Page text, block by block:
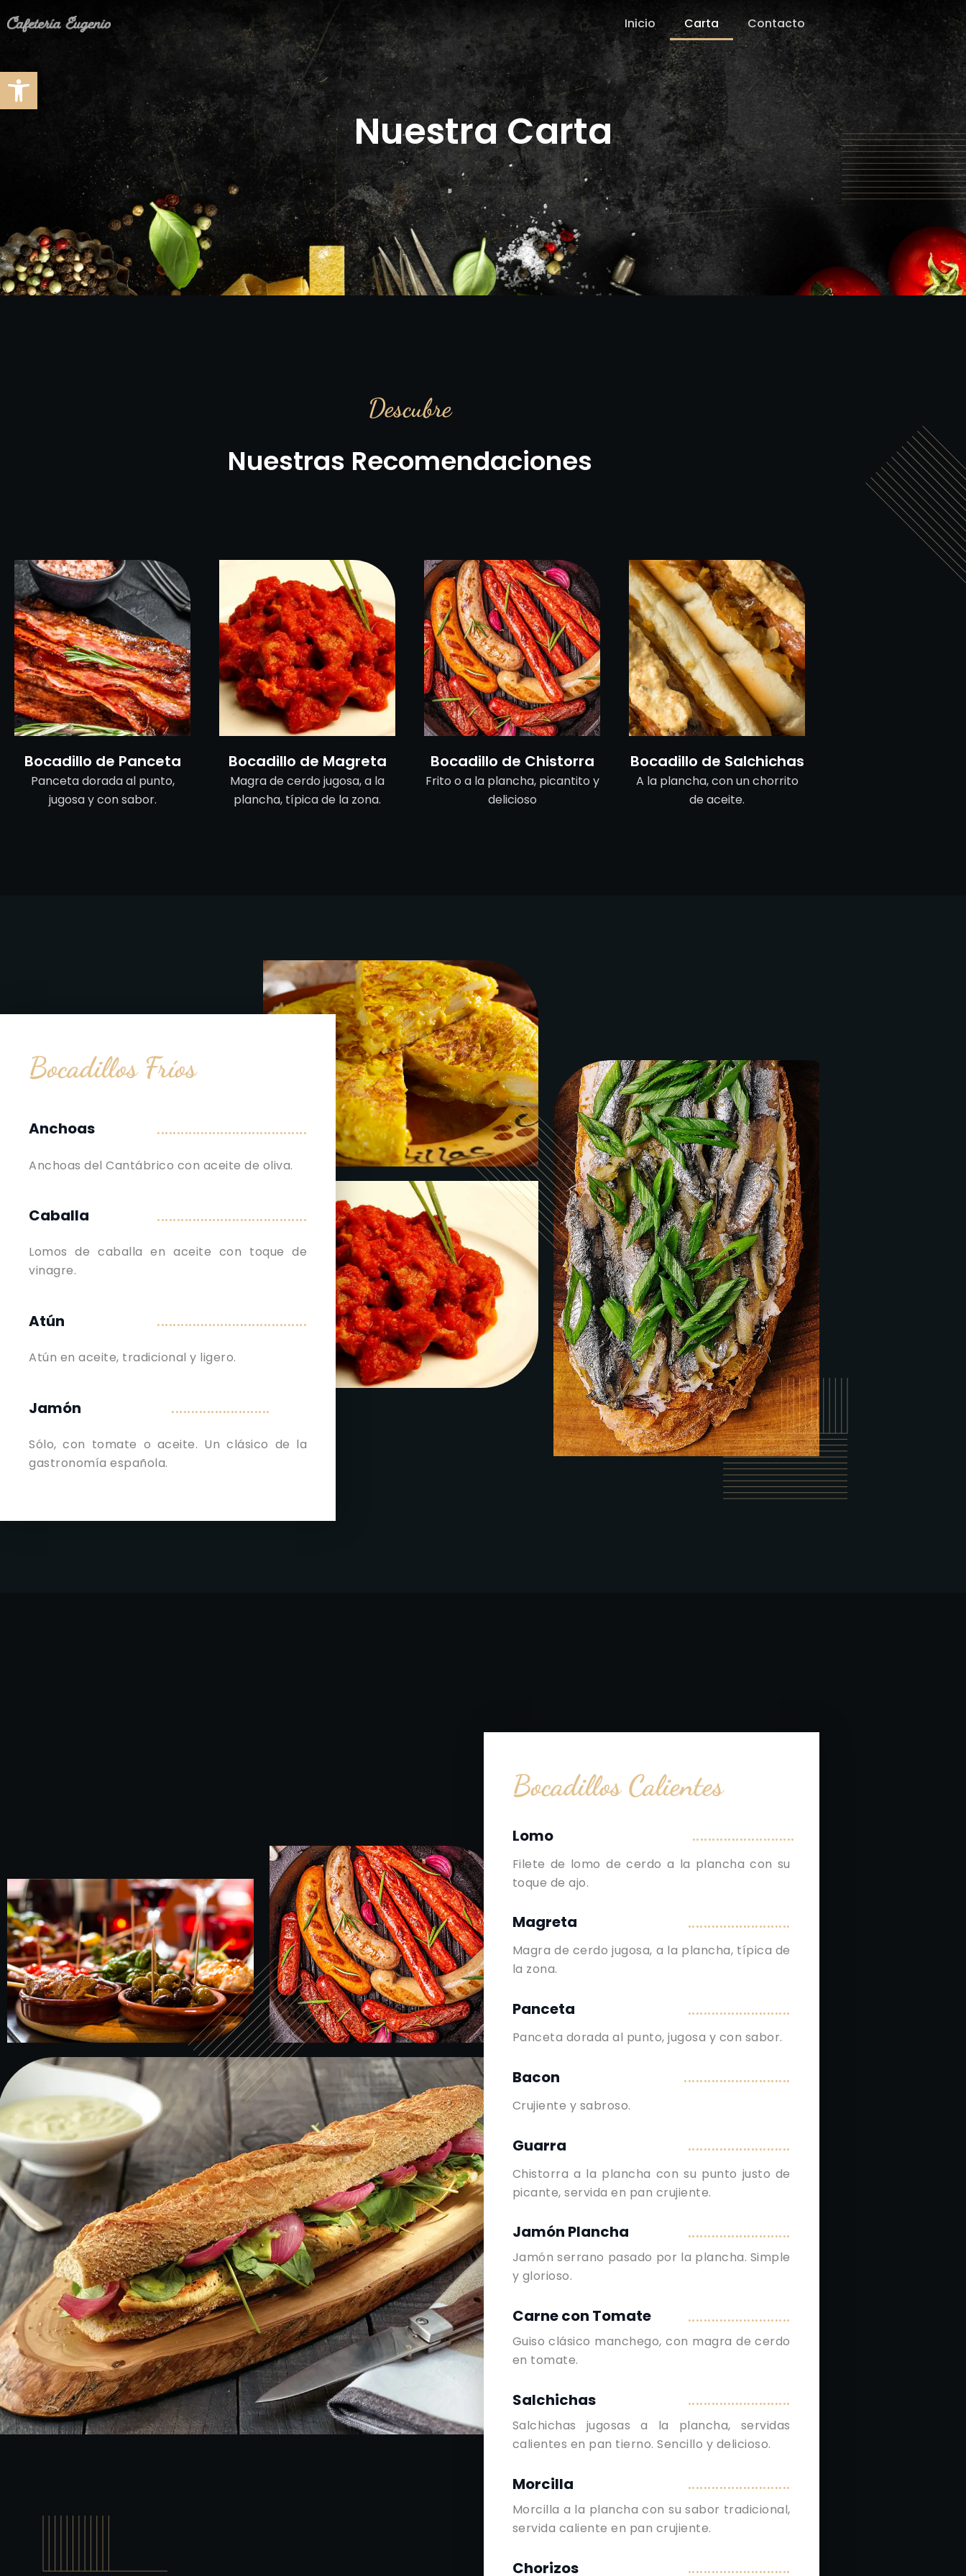
Abrir barra de herramientas
Inicio Carta Contacto
Nuestra Carta
Descubre
Nuestras Recomendaciones
Bocadillo de Panceta
Panceta dorada al punto,
jugosa y con sabor.
Bocadillo de Magreta
Magra de cerdo jugosa, a la
plancha, típica de la zona.
Bocadillo de Chistorra
Frito o a la plancha, picantito y
delicioso
Bocadillo de Salchichas
A la plancha, con un chorrito
de aceite.
Bocadillos Fríos
Anchoas ......................................
Anchoas del Cantábrico con aceite de oliva.
Caballa ......................................
Lomos de caballa en aceite con toque de
vinagre.
Atún ......................................
Atún en aceite, tradicional y ligero.
Jamón .........................
Sólo, con tomate o aceite. Un clásico de la
gastronomía española.
Bocadillos Calientes
Lomo ..........................
Filete de lomo de cerdo a la plancha con su
toque de ajo.
Magreta ..........................
Magra de cerdo jugosa, a la plancha, típica de
la zona.
Panceta ..........................
Panceta dorada al punto, jugosa y con sabor.
Bacon ...........................
Crujiente y sabroso.
Guarra ..........................
Chistorra a la plancha con su punto justo de
picante, servida en pan crujiente.
Jamón Plancha ..........................
Jamón serrano pasado por la plancha. Simple
y glorioso.
Carne con Tomate ..........................
Guiso clásico manchego, con magra de cerdo
en tomate.
Salchichas ..........................
Salchichas jugosas a la plancha, servidas
calientes en pan tierno. Sencillo y delicioso.
Morcilla ..........................
Morcilla a la plancha con su sabor tradicional,
servida caliente en pan crujiente.
Chorizos ..........................